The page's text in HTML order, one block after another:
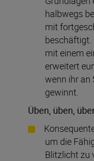
halbwegs
mit
beschäftigt.
mit einem
erweitert
wenn ihr an
gewinnt.
Üben, üben,
um die
Blitzlicht zu